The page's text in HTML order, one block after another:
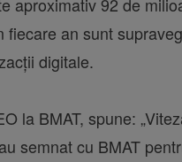
fiecare an sunt
digitale.
la BMAT, spune:
semnat cu BMAT